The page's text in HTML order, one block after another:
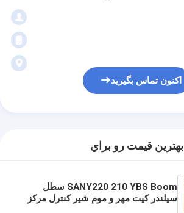
اکنون تماس بگیرید
بهترين قيمت رو براي
SANY220 210 YBS Boom سطل
سیلندر کیت مهر و موم شیر کنترل مرکز